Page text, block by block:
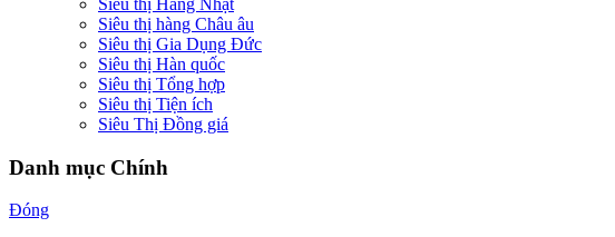
Siêu thị hàng Châu âu
Siêu thị Gia Dụng Đức
Siêu thị Hàn quốc
Siêu thị Tổng hợp
Siêu thị Tiện ích
Siêu Thị Đồng giá
Danh mục Chính
Đóng